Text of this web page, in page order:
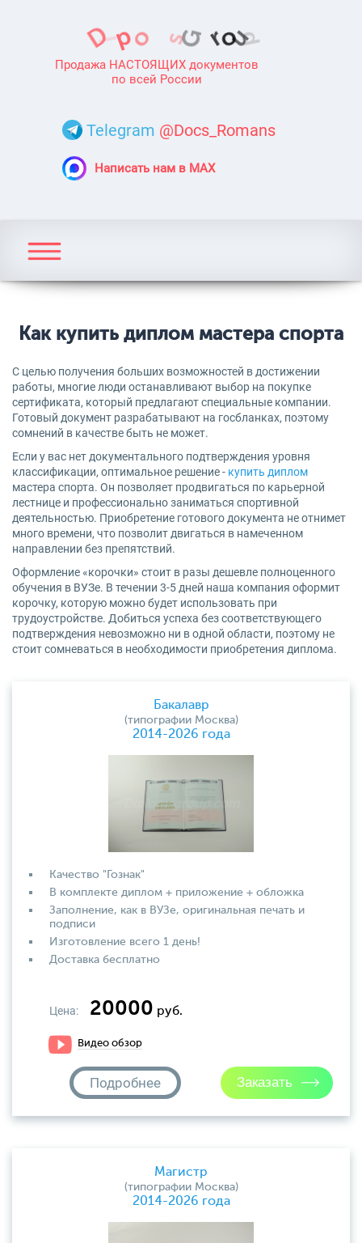
Продажа НАСТОЯЩИХ документов
по всей России
Telegram @Docs_Romans
Написать нам в MAX
Как купить диплом мастера спорта
С целью получения больших возможностей в достижении
работы, многие люди останавливают выбор на покупке
сертификата, который предлагают специальные компании.
Готовый документ разрабатывают на госбланках, поэтому
сомнений в качестве быть не может.
Если у вас нет документального подтверждения уровня
классификации, оптимальное решение - купить диплом
мастера спорта. Он позволяет продвигаться по карьерной
лестнице и профессионально заниматься спортивной
деятельностью. Приобретение готового документа не отнимет
много времени, что позволит двигаться в намеченном
направлении без препятствий.
Оформление «корочки» стоит в разы дешевле полноценного
обучения в ВУЗе. В течении 3-5 дней наша компания оформит
корочку, которую можно будет использовать при
трудоустройстве. Добиться успеха без соответствующего
подтверждения невозможно ни в одной области, поэтому не
стоит сомневаться в необходимости приобретения диплома.
Бакалавр
(типографии Москва)
2014-2026 года
Качество "Гознак"
В комплекте диплом + приложение + обложка
Заполнение, как в ВУЗе, оригинальная печать и
подписи
Изготовление всего 1 день!
Доставка бесплатно
Цена: 20000 руб.
Видео обзор
Подробнее
Магистр
(типографии Москва)
2014-2026 года